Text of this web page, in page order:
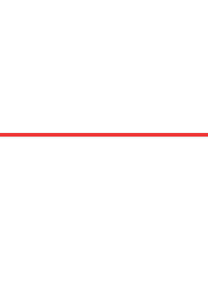
अंतरराष्ट्रीय जैव विविधता दिवस पर